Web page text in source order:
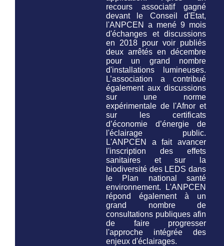
recours associatif gagné
devant le Conseil d'Etat,
l'ANPCEN a mené 9 mois
d'échanges et discussions
en 2018 pour voir publiés
deux arrêtés en décembre
pour un grand nombre
d'installations lumineuses.
L’association a contribué
également aux discussions
sur une norme
expérimentale de l'Afnor et
sur les certificats
d’économie d’énergie de
l'éclairage public.
L'ANPCEN a fait avancer
l'inscription des effets
sanitaires et sur la
biodiversité des LEDS dans
le Plan national santé
environnement. L'ANPCEN
répond également à un
grand nombre de
consultations publiques afin
de faire progresser
l'approche intégrée des
enjeux d'éclairages.